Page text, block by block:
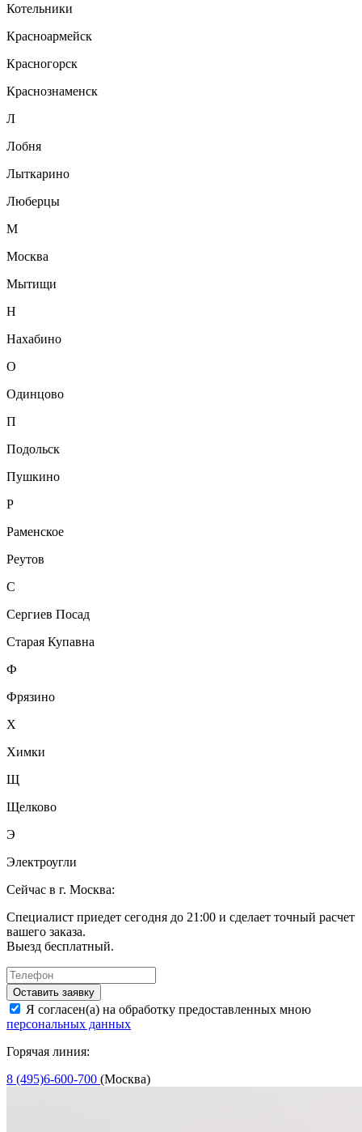
Котельники
Красноармейск
Красногорск
Краснознаменск
Л
Лобня
Лыткарино
Люберцы
М
Москва
Мытищи
Н
Нахабино
О
Одинцово
П
Подольск
Пушкино
Р
Раменское
Реутов
С
Сергиев Посад
Старая Купавна
Ф
Фрязино
Х
Химки
Щ
Щелково
Э
Электроугли
Сейчас в г. Москва:
Специалист приедет сегодня до 21:00 и сделает точный расчет
вашего заказа.
Выезд бесплатный.
Оставить заявку
Я согласен(а) на обработку предоставленных мною
персональных данных
Горячая линия:
8 (495)6-600-700 (Москва)